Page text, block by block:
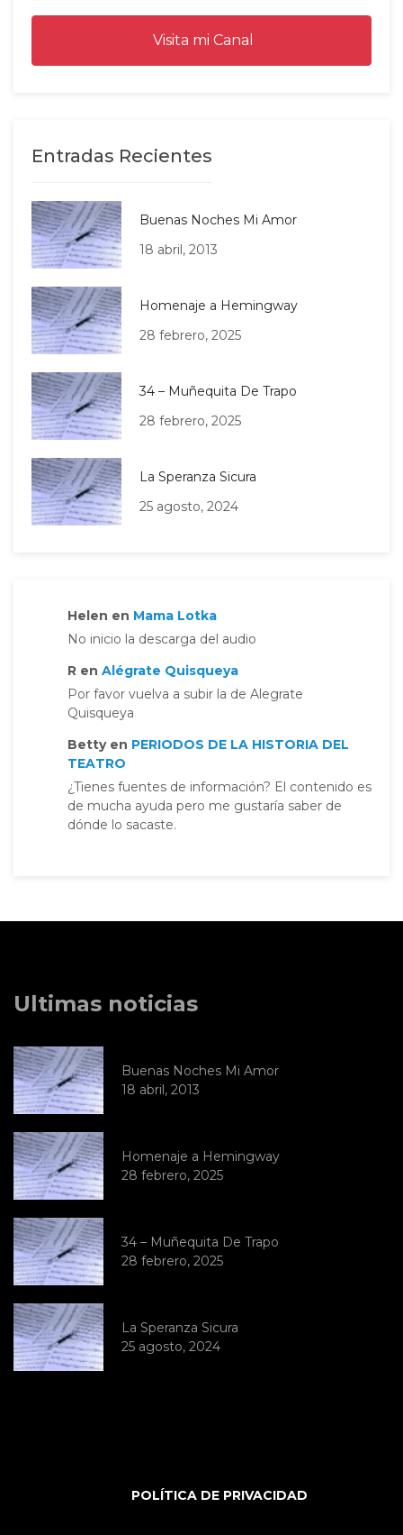
Visita mi Canal
Entradas Recientes
Buenas Noches Mi Amor
18 abril, 2013
Homenaje a Hemingway
28 febrero, 2025
34 – Muñequita De Trapo
28 febrero, 2025
La Speranza Sicura
25 agosto, 2024
Helen en Mama Lotka
No inicio la descarga del audio
R en Alégrate Quisqueya
Por favor vuelva a subir la de Alegrate
Quisqueya
Bettyen PERIODOS DE LA HISTORIA DEL
TEATRO
¿Tienes fuentes de información? El contenido es
de mucha ayuda pero me gustaría saber de
dónde lo sacaste.
Ultimas noticias
Buenas Noches Mi Amor
18 abril, 2013
Homenaje a Hemingway
28 febrero, 2025
34 – Muñequita De Trapo
28 febrero, 2025
La Speranza Sicura
25 agosto, 2024
POLÍTICA DE PRIVACIDAD